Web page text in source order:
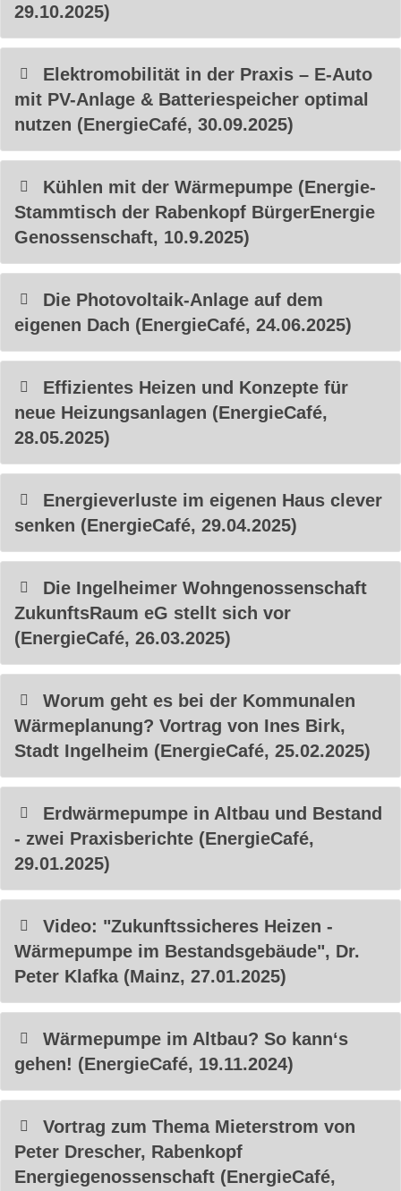
29.10.2025)
Elektromobilität in der Praxis – E-Auto
mit PV-Anlage & Batteriespeicher optimal
nutzen (EnergieCafé, 30.09.2025)
Kühlen mit der Wärmepumpe (Energie-
Stammtisch der Rabenkopf BürgerEnergie
Genossenschaft, 10.9.2025)
Die Photovoltaik-Anlage auf dem
eigenen Dach (EnergieCafé, 24.06.2025)
Effizientes Heizen und Konzepte für
neue Heizungsanlagen (EnergieCafé,
28.05.2025)
Energieverluste im eigenen Haus clever
senken (EnergieCafé, 29.04.2025)
Die Ingelheimer Wohngenossenschaft
ZukunftsRaum eG stellt sich vor
(EnergieCafé, 26.03.2025)
Worum geht es bei der Kommunalen
Wärmeplanung? Vortrag von Ines Birk,
Stadt Ingelheim (EnergieCafé, 25.02.2025)
Erdwärmepumpe in Altbau und Bestand
- zwei Praxisberichte (EnergieCafé,
29.01.2025)
Video: "Zukunftssicheres Heizen -
Wärmepumpe im Bestandsgebäude", Dr.
Peter Klafka (Mainz, 27.01.2025)
Wärmepumpe im Altbau? So kann‘s
gehen! (EnergieCafé, 19.11.2024)
Vortrag zum Thema Mieterstrom von
Peter Drescher, Rabenkopf
Energiegenossenschaft (EnergieCafé,